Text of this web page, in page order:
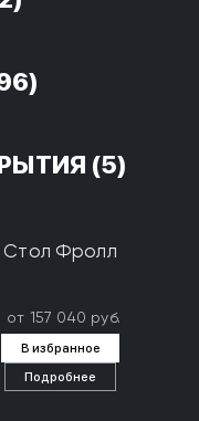
(5)
Стол Фролл
от 157 040 руб.
В избранное
Подробнее